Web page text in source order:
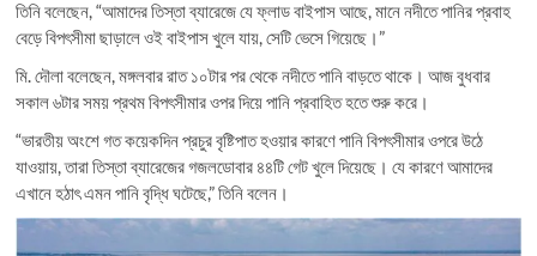
তিনি বলেছেন, “আমাদের তিস্তা ব্যারেজে যে ফ্লাড বাইপাস আছে, মানে নদীতে পানির প্রবাহ
বেড়ে বিপৎসীমা ছাড়ালে ওই বাইপাস খুলে যায়, সেটি ভেসে গিয়েছে।”
মি. দৌলা বলেছেন, মঙ্গলবার রাত ১০টার পর থেকে নদীতে পানি বাড়তে থাকে। আজ বুধবার
সকাল ৬টার সময় প্রথম বিপৎসীমার ওপর দিয়ে পানি প্রবাহিত হতে শুরু করে।
“ভারতীয় অংশে গত কয়েকদিন প্রচুর বৃষ্টিপাত হওয়ার কারণে পানি বিপৎসীমার ওপরে উঠে
যাওয়ায়, তারা তিস্তা ব্যারেজের গজলডোবার ৪৪টি গেট খুলে দিয়েছে। যে কারণে আমাদের
এখানে হঠাৎ এমন পানি বৃদ্ধি ঘটেছে,” তিনি বলেন।